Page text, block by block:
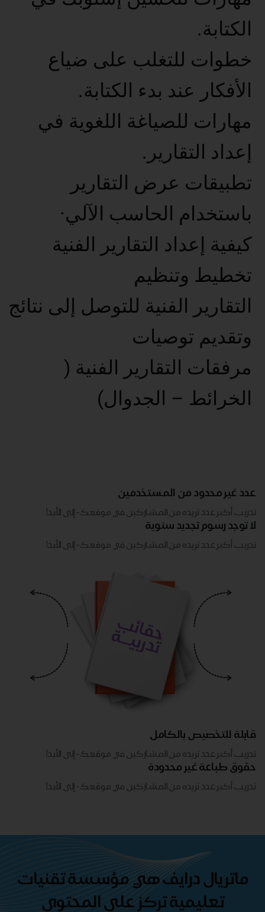
الكتابة.
خطوات للتغلب على ضياع
الأفكار عند بدء الكتابة.
مهارات للصياغة اللغوية في
إعداد التقارير.
تطبيقات عرض التقارير
باستخدام الحاسب الآلي·
كيفية إعداد التقارير الفنية
تخطيط وتنظيم
التقارير الفنية للتوصل إلى نتائج
وتقديم توصيات
مرفقات التقارير الفنية (
الخرائط – الجدوال)
عدد غير محدود من المستخدمين
تدريب أكبر عدد تريده من المشاركين في موقعك - ​​إلى الأبد!
لا توجد رسوم تجديد سنوية
تدريب أكبر عدد تريده من المشاركين في موقعك - ​​إلى الأبد!
قابلة للتخصيص بالكامل
تدريب أكبر عدد تريده من المشاركين في موقعك - ​​إلى الأبد!
حقوق طباعة غير محدودة
تدريب أكبر عدد تريده من المشاركين في موقعك - ​​إلى الأبد!
ماتريال درايف هي مؤسسة تقنيات
تعليمية تركز على المحتوى